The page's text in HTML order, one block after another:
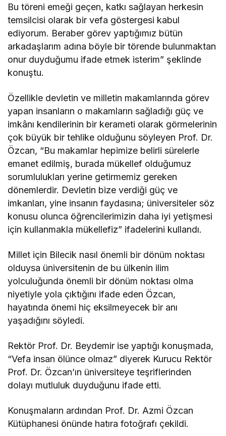
Bu töreni emeği geçen, katkı sağlayan herkesin
temsilcisi olarak bir vefa göstergesi kabul
ediyorum. Beraber görev yaptığımız bütün
arkadaşlarım adına böyle bir törende bulunmaktan
onur duyduğumu ifade etmek isterim” şeklinde
konuştu.
Özellikle devletin ve milletin makamlarında görev
yapan insanların o makamların sağladığı güç ve
imkânı kendilerinin bir kerameti olarak görmelerinin
çok büyük bir tehlike olduğunu söyleyen Prof. Dr.
Özcan, “Bu makamlar hepimize belirli sürelerle
emanet edilmiş, burada mükellef olduğumuz
sorumlulukları yerine getirmemiz gereken
dönemlerdir. Devletin bize verdiği güç ve
imkanları, yine insanın faydasına; üniversiteler söz
konusu olunca öğrencilerimizin daha iyi yetişmesi
için kullanmakla mükellefiz” ifadelerini kullandı.
Millet için Bilecik nasıl önemli bir dönüm noktası
olduysa üniversitenin de bu ülkenin ilim
yolculuğunda önemli bir dönüm noktası olma
niyetiyle yola çıktığını ifade eden Özcan,
hayatında önemi hiç eksilmeyecek bir anı
yaşadığını söyledi.
Rektör Prof. Dr. Beydemir ise yaptığı konuşmada,
“Vefa insan ölünce olmaz” diyerek Kurucu Rektör
Prof. Dr. Özcan’ın üniversiteye teşriflerinden
dolayı mutluluk duyduğunu ifade etti.
Konuşmaların ardından Prof. Dr. Azmi Özcan
Kütüphanesi önünde hatıra fotoğrafı çekildi.